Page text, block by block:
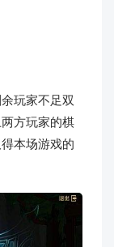
玩家不足双
方玩家的棋
本场游戏的